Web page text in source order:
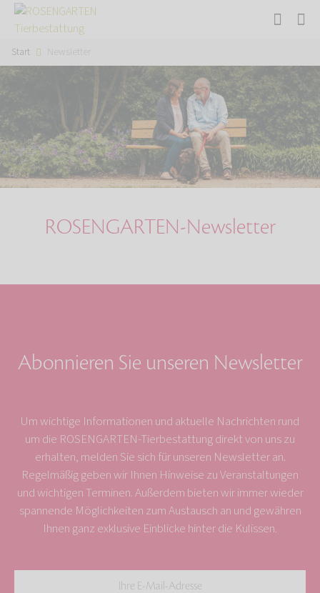
Start Newsletter
ROSENGARTEN-Newsletter
Abonnieren Sie unseren Newsletter
Um wichtige Informationen und aktuelle Nachrichten rund
um die ROSENGARTEN-Tierbestattung direkt von uns zu
erhalten, melden Sie sich für unseren Newsletter an.
Regelmäßig geben wir Ihnen Hinweise zu Veranstaltungen
und wichtigen Terminen. Außerdem bieten wir immer wieder
spannende Möglichkeiten zum Austausch an und gewähren
Ihnen ganz exklusive Einblicke hinter die Kulissen.
Ihre